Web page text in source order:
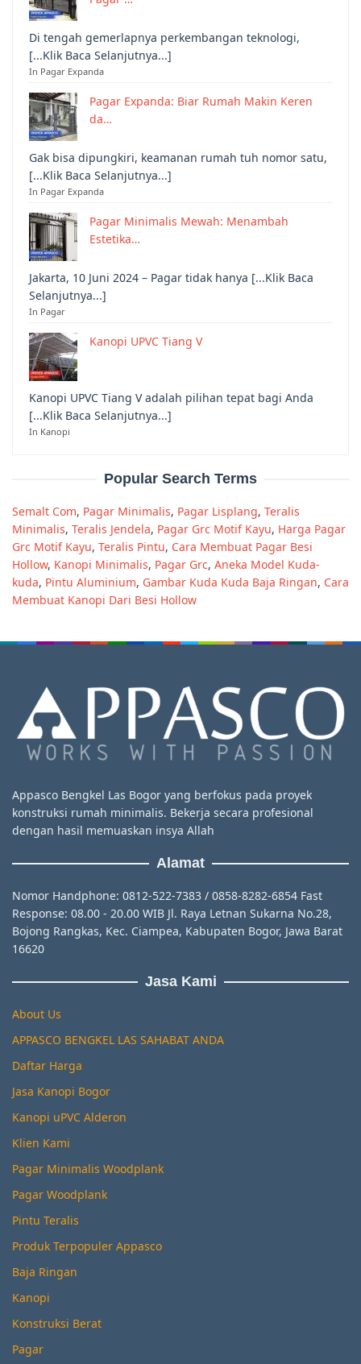
Di tengah gemerlapnya perkembangan teknologi,
[...Klik Baca Selanjutnya...]
In Pagar Expanda
Pagar Expanda: Biar Rumah Makin Keren
da…
Gak bisa dipungkiri, keamanan rumah tuh nomor satu,
[...Klik Baca Selanjutnya...]
In Pagar Expanda
Pagar Minimalis Mewah: Menambah
Estetika…
Jakarta, 10 Juni 2024 – Pagar tidak hanya [...Klik Baca
Selanjutnya...]
In Pagar
Kanopi UPVC Tiang V
Kanopi UPVC Tiang V adalah pilihan tepat bagi Anda
[...Klik Baca Selanjutnya...]
In Kanopi
Popular Search Terms
Semalt Com, Pagar Minimalis, Pagar Lisplang, Teralis
Minimalis, Teralis Jendela, Pagar Grc Motif Kayu, Harga Pagar
Grc Motif Kayu, Teralis Pintu, Cara Membuat Pagar Besi
Hollow, Kanopi Minimalis, Pagar Grc, Aneka Model Kuda-
kuda, Pintu Aluminium, Gambar Kuda Kuda Baja Ringan, Cara
Membuat Kanopi Dari Besi Hollow
Appasco Bengkel Las Bogor yang berfokus pada proyek
konstruksi rumah minimalis. Bekerja secara profesional
dengan hasil memuaskan insya Allah
Alamat
Nomor Handphone: 0812-522-7383 / 0858-8282-6854 Fast
Response: 08.00 - 20.00 WIB Jl. Raya Letnan Sukarna No.28,
Bojong Rangkas, Kec. Ciampea, Kabupaten Bogor, Jawa Barat
16620
Jasa Kami
About Us
APPASCO BENGKEL LAS SAHABAT ANDA
Daftar Harga
Jasa Kanopi Bogor
Kanopi uPVC Alderon
Klien Kami
Pagar Minimalis Woodplank
Pagar Woodplank
Pintu Teralis
Produk Terpopuler Appasco
Baja Ringan
Kanopi
Konstruksi Berat
Pagar